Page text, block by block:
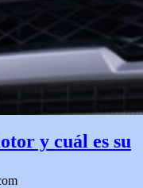
y cuál es su